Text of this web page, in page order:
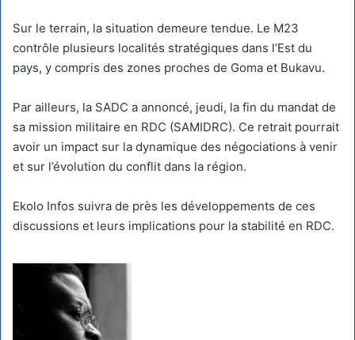
Sur le terrain, la situation demeure tendue. Le M23
contrôle plusieurs localités stratégiques dans l’Est du
pays, y compris des zones proches de Goma et Bukavu.
Par ailleurs, la SADC a annoncé, jeudi, la fin du mandat de
sa mission militaire en RDC (SAMIDRC). Ce retrait pourrait
avoir un impact sur la dynamique des négociations à venir
et sur l’évolution du conflit dans la région.
Ekolo Infos suivra de près les développements de ces
discussions et leurs implications pour la stabilité en RDC.